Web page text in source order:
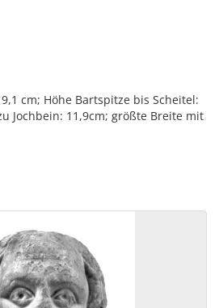
cm; Höhe Bartspitze bis Scheitel:
Jochbein: 11,9cm; größte Breite mit